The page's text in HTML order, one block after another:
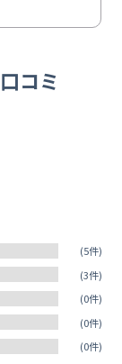
コミ
(5件)
(3件)
(0件)
(0件)
(0件)